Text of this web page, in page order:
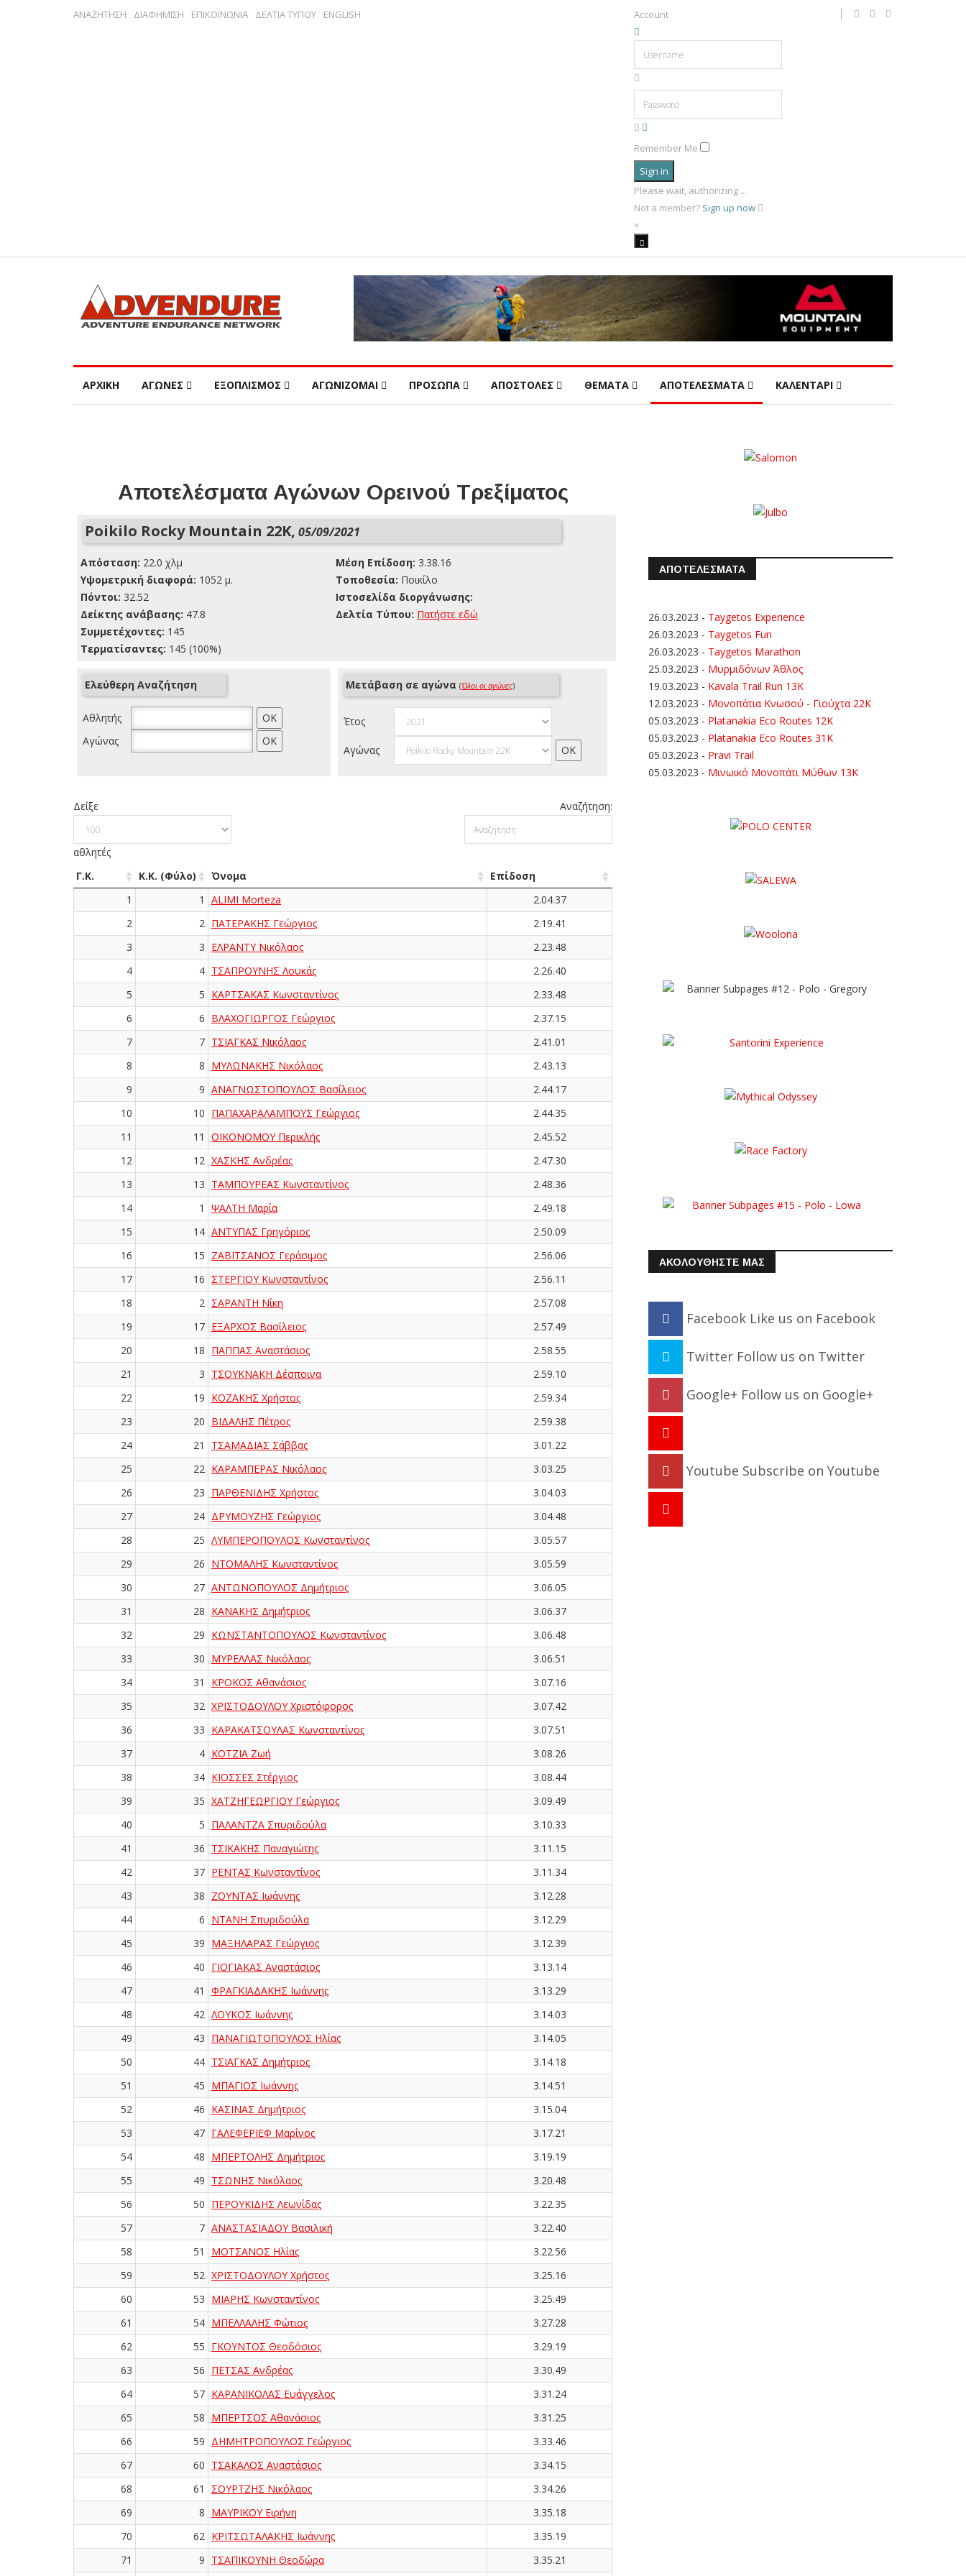
ΑΝΑΖΗΤΗΣΗ ΔΙΑΦΗΜΙΣΗ ΕΠΙΚΟΙΝΩΝΙΑ ΔΕΛΤΙΑ ΤΥΠΟΥ ENGLISH Account
Remember Me
Sign in
Please wait, authorizing ...
Not a member? Sign up now
×
ΑΡΧΙΚΗ ΑΓΩΝΕΣ ΕΞΟΠΛΙΣΜΟΣ ΑΓΩΝΙΖΟΜΑΙ ΠΡΟΣΩΠΑ ΑΠΟΣΤΟΛΕΣ ΘΕΜΑΤΑ ΑΠΟΤΕΛΕΣΜΑΤΑ ΚΑΛΕΝΤΑΡΙ
Αποτελέσματα Αγώνων Ορεινού Τρεξίματος
Poikilo Rocky Mountain 22K, 05/09/2021
Απόσταση: 22.0 χλμ
Yψομετρική διαφορά: 1052 μ.
Πόντοι: 32.52
Δείκτης ανάβασης: 47.8
Συμμετέχοντες: 145
Τερματίσαντες: 145 (100%)
Μέση Επίδοση: 3.38.16
Τοποθεσία: Ποικίλο
Ιστοσελίδα διοργάνωσης:
Δελτία Τύπου: Πατήστε εδώ
Ελεύθερη Αναζήτηση
Αθλητής
Αγώνας
Μετάβαση σε αγώνα (Όλοι οι αγώνες)
Έτος
Αγώνας
Δείξε
αθλητές
Αναζήτηση:
Γ.Κ. Κ.Κ. (Φύλο) Όνομα
Επίδοση
1
1 ALIMI Morteza
2.04.37
2
2 ΠΑΤΕΡΑΚΗΣ Γεώργιος
2.19.41
3
3 ΕΛΡΑΝΤΥ Νικόλαος
2.23.48
4
4 ΤΣΑΠΡΟΥΝΗΣ Λουκάς
2.26.40
5
5 ΚΑΡΤΣΑΚΑΣ Κωνσταντίνος
2.33.48
6
6 ΒΛΑΧΟΓΙΩΡΓΟΣ Γεώργιος
2.37.15
7
7 ΤΣΙΑΓΚΑΣ Νικόλαος
2.41.01
8
8 ΜΥΛΩΝΑΚΗΣ Νικόλαος
2.43.13
9
9 ΑΝΑΓΝΩΣΤΟΠΟΥΛΟΣ Βασίλειος
2.44.17
10
10 ΠΑΠΑΧΑΡΑΛΑΜΠΟΥΣ Γεώργιος
2.44.35
11
11 ΟΙΚΟΝΟΜΟΥ Περικλής
2.45.52
12
12 ΧΑΣΚΗΣ Ανδρέας
2.47.30
13
13 ΤΑΜΠΟΥΡΕΑΣ Κωνσταντίνος
2.48.36
14
1 ΨΑΛΤΗ Μαρία
2.49.18
15
14 ΑΝΤΥΠΑΣ Γρηγόριος
2.50.09
16
15 ΖΑΒΙΤΣΑΝΟΣ Γεράσιμος
2.56.06
17
16 ΣΤΕΡΓΙΟΥ Κωνσταντίνος
2.56.11
18
2 ΣΑΡΑΝΤΗ Νίκη
2.57.08
19
17 ΕΞΑΡΧΟΣ Βασίλειος
2.57.49
20
18 ΠΑΠΠΑΣ Αναστάσιος
2.58.55
21
3 ΤΣΟΥΚΝΑΚΗ Δέσποινα
2.59.10
22
19 ΚΟΖΑΚΗΣ Χρήστος
2.59.34
23
20 ΒΙΔΑΛΗΣ Πέτρος
2.59.38
24
21 ΤΣΑΜΑΔΙΑΣ Σάββας
3.01.22
25
22 ΚΑΡΑΜΠΕΡΑΣ Νικόλαος
3.03.25
26
23 ΠΑΡΘΕΝΙΔΗΣ Χρήστος
3.04.03
27
24 ΔΡΥΜΟΥΖΗΣ Γεώργιος
3.04.48
28
25 ΛΥΜΠΕΡΟΠΟΥΛΟΣ Κωνσταντίνος
3.05.57
29
26 ΝΤΟΜΑΛΗΣ Κωνσταντίνος
3.05.59
30
27 ΑΝΤΩΝΟΠΟΥΛΟΣ Δημήτριος
3.06.05
31
28 ΚΑΝΑΚΗΣ Δημήτριος
3.06.37
32
29 ΚΩΝΣΤΑΝΤΟΠΟΥΛΟΣ Κωνσταντίνος
3.06.48
33
30 ΜΥΡΕΛΛΑΣ Νικόλαος
3.06.51
34
31 ΚΡΟΚΟΣ Αθανάσιος
3.07.16
35
32 ΧΡΙΣΤΟΔΟΥΛΟΥ Χριστόφορος
3.07.42
36
33 ΚΑΡΑΚΑΤΣΟΥΛΑΣ Κωνσταντίνος
3.07.51
37
4 ΚΟΤΖΙΑ Ζωή
3.08.26
38
34 ΚΙΟΣΣΕΣ Στέργιος
3.08.44
39
35 ΧΑΤΖΗΓΕΩΡΓΙΟΥ Γεώργιος
3.09.49
40
5 ΠΑΛΑΝΤΖΑ Σπυριδούλα
3.10.33
41
36 ΤΣΙΚΑΚΗΣ Παναγιώτης
3.11.15
42
37 ΡΕΝΤΑΣ Κωνσταντίνος
3.11.34
43
38 ΖΟΥΝΤΑΣ Ιωάννης
3.12.28
44
6 ΝΤΑΝΗ Σπυριδούλα
3.12.29
45
39 ΜΑΞΗΛΑΡΑΣ Γεώργιος
3.12.39
46
40 ΓΙΟΓΙΑΚΑΣ Αναστάσιος
3.13.14
47
41 ΦΡΑΓΚΙΑΔΑΚΗΣ Ιωάννης
3.13.29
48
42 ΛΟΥΚΟΣ Ιωάννης
3.14.03
49
43 ΠΑΝΑΓΙΩΤΟΠΟΥΛΟΣ Ηλίας
3.14.05
50
44 ΤΣΙΑΓΚΑΣ Δημήτριος
3.14.18
51
45 ΜΠΑΓΙΟΣ Ιωάννης
3.14.51
52
46 ΚΑΣΙΝΑΣ Δημήτριος
3.15.04
53
47 ΓΑΛΕΦΕΡΙΕΦ Μαρίνος
3.17.21
54
48 ΜΠΕΡΤΟΛΗΣ Δημήτριος
3.19.19
55
49 ΤΣΩΝΗΣ Νικόλαος
3.20.48
56
50 ΠΕΡΟΥΚΙΔΗΣ Λεωνίδας
3.22.35
57
7 ΑΝΑΣΤΑΣΙΑΔΟΥ Βασιλική
3.22.40
58
51 ΜΟΤΣΑΝΟΣ Ηλίας
3.22.56
59
52 ΧΡΙΣΤΟΔΟΥΛΟΥ Χρήστος
3.25.16
60
53 ΜΙΑΡΗΣ Κωνσταντίνος
3.25.49
61
54 ΜΠΕΛΛΑΛΗΣ Φώτιος
3.27.28
62
55 ΓΚΟΥΝΤΟΣ Θεοδόσιος
3.29.19
63
56 ΠΕΤΣΑΣ Ανδρέας
3.30.49
64
57 ΚΑΡΑΝΙΚΟΛΑΣ Ευάγγελος
3.31.24
65
58 ΜΠΕΡΤΣΟΣ Αθανάσιος
3.31.25
66
59 ΔΗΜΗΤΡΟΠΟΥΛΟΣ Γεώργιος
3.33.46
67
60 ΤΣΑΚΑΛΟΣ Αναστάσιος
3.34.15
68
61 ΣΟΥΡΤΖΗΣ Νικόλαος
3.34.26
69
8 ΜΑΥΡΙΚΟΥ Ειρήνη
3.35.18
70
62 ΚΡΙΤΣΩΤΑΛΑΚΗΣ Ιωάννης
3.35.19
71
9 ΤΣΑΠΙΚΟΥΝΗ Θεοδώρα 3.35.21
ΑΠΟΤΕΛΕΣΜΑΤΑ
26.03.2023 - Taygetos Experience
26.03.2023 - Taygetos Fun
26.03.2023 - Taygetos Marathon
25.03.2023 - Μυρμιδόνων Άθλος
19.03.2023 - Kavala Trail Run 13K
12.03.2023 - Μονοπάτια Κνωσού - Γιούχτα 22Κ
05.03.2023 - Platanakia Eco Routes 12K
05.03.2023 - Platanakia Eco Routes 31K
05.03.2023 - Pravi Trail
05.03.2023 - Μινωικό Μονοπάτι Μύθων 13Κ
ΑΚΟΛΟΥΘΗΣΤΕ ΜΑΣ
Facebook Like us on Facebook
Twitter Follow us on Twitter
Google+ Follow us on Google+
Youtube Subscribe on Youtube